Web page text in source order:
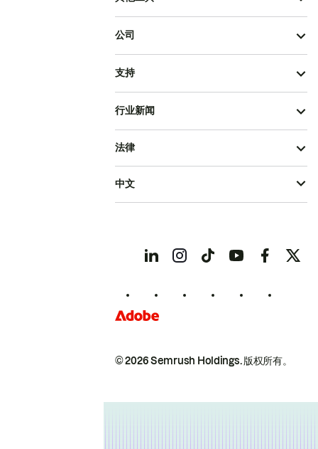
公司
支持
行业新闻
© 2026 Semrush Holdings.版权所有。
法律
中文